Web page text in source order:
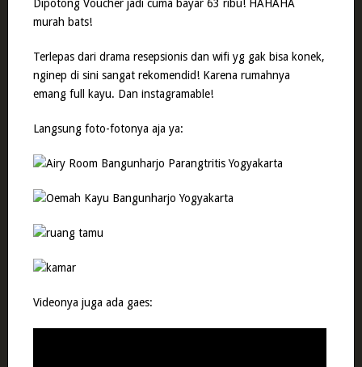
Dipotong Voucher jadi cuma bayar 63 ribu! HAHAHA
murah bats!
Terlepas dari drama resepsionis dan wifi yg gak bisa konek,
nginep di sini sangat rekomendid! Karena rumahnya
emang full kayu. Dan instagramable!
Langsung foto-fotonya aja ya:
Videonya juga ada gaes: